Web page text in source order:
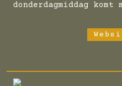
donderdagmiddag komt